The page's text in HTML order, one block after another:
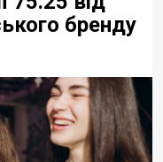
бренду